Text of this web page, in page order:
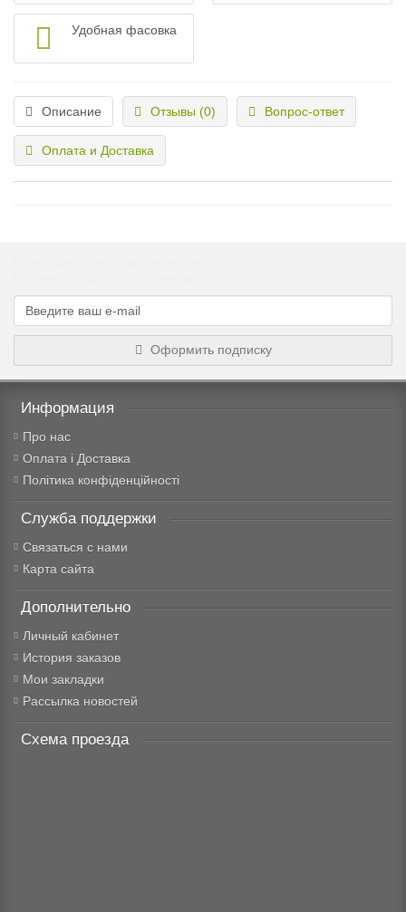
Удобная фасовка
Описание Отзывы (0) Вопрос-ответ
Оплата и Доставка
Оформить подписку
Информация
Про нас
Оплата і Доставка
Політика конфіденційності
Служба поддержки
Связаться с нами
Карта сайта
Дополнительно
Личный кабинет
История заказов
Мои закладки
Рассылка новостей
Схема проезда